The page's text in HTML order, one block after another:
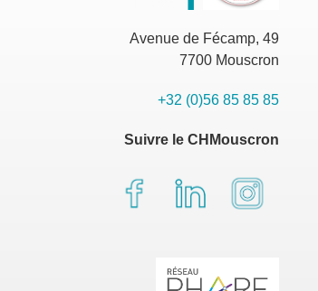
Avenue de Fécamp, 49
7700 Mouscron
+32 (0)56 85 85 85
Suivre le CHMouscron